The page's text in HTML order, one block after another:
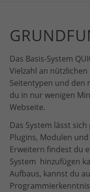
Das Basis-System
Vielzahl an
Seitentypen und den
du in nur wenigen
Webseite.
Das System lässt
Plugins, Modulen
Erweitern findest du
System hinzufügen
Aufbaus, kannst du